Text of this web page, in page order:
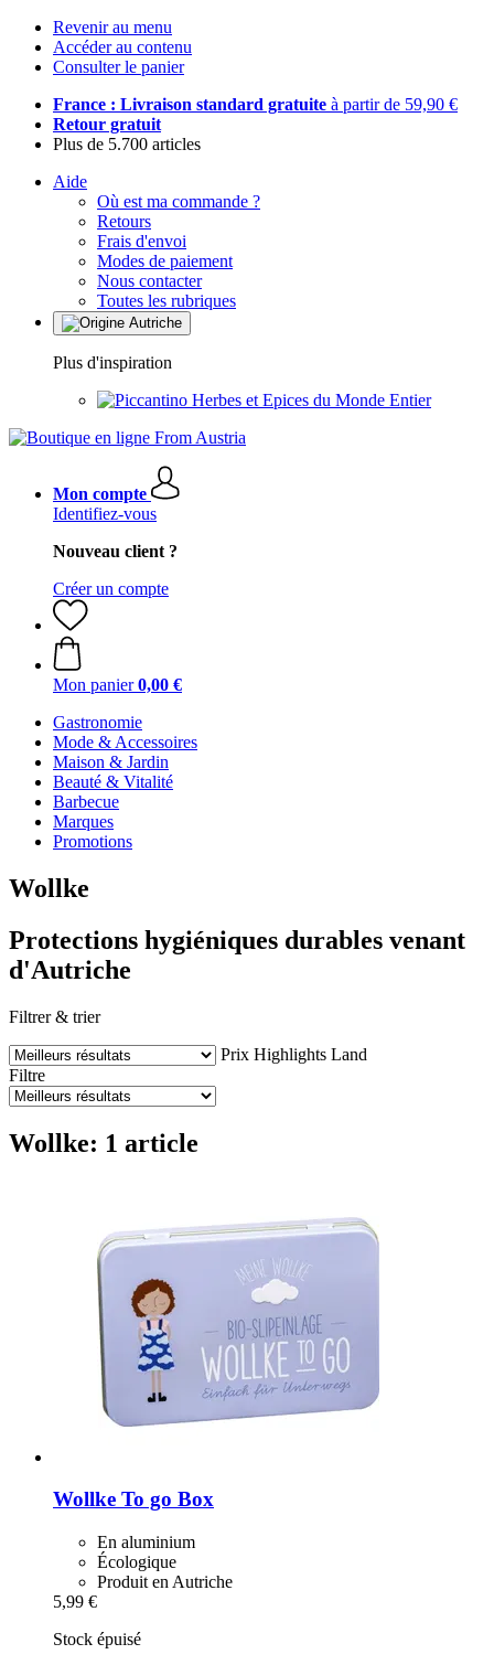
Revenir au menu
Accéder au contenu
Consulter le panier
France : Livraison standard gratuite à partir de 59,90 €
Retour gratuit
Plus de 5.700 articles
Aide
Où est ma commande ?
Retours
Frais d'envoi
Modes de paiement
Nous contacter
Toutes les rubriques
Plus d'inspiration
Herbes et Epices du Monde Entier
Mon compte
Identifiez-vous
Nouveau client ?
Créer un compte
Mon panier 0,00 €
Gastronomie
Mode & Accessoires
Maison & Jardin
Beauté & Vitalité
Barbecue
Marques
Promotions
Wollke
Protections hygiéniques durables venant
d'Autriche
Filtrer & trier
Prix Highlights Land
Filtre
Wollke: 1 article
Wollke To go Box
En aluminium
Écologique
Produit en Autriche
5,99 €
Stock épuisé